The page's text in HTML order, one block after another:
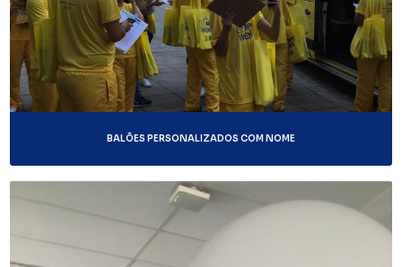
BALÕES PERSONALIZADOS COM NOME